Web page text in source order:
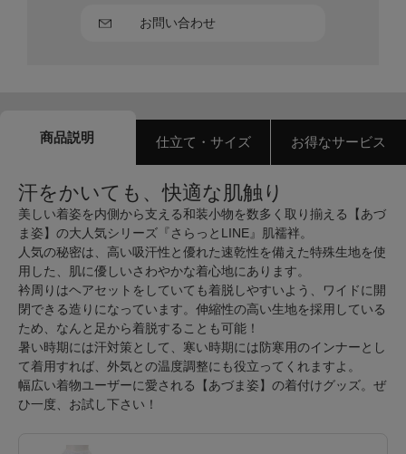
お問い合わせ
商品説明 仕立て・サイズ お得なサービス
汗をかいても、快適な肌触り
美しい着姿を内側から支える和装小物を数多く取り揃える【あづ
ま姿】の大人気シリーズ『さらっとLINE』肌襦袢。
人気の秘密は、高い吸汗性と優れた速乾性を備えた特殊生地を使
用した、肌に優しいさわやかな着心地にあります。
衿周りはヘアセットをしていても着脱しやすいよう、ワイドに開
閉できる造りになっています。伸縮性の高い生地を採用している
ため、なんと足から着脱することも可能！
暑い時期には汗対策として、寒い時期には防寒用のインナーとし
て着用すれば、外気との温度調整にも役立ってくれますよ。
幅広い着物ユーザーに愛される【あづま姿】の着付けグッズ。ぜ
ひ一度、お試し下さい！